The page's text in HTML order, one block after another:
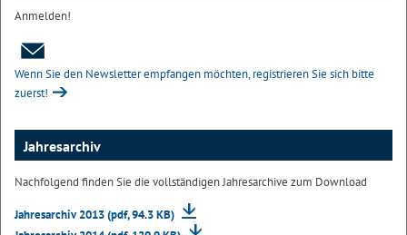
Anmelden!
Wenn Sie den Newsletter empfangen möchten, registrieren Sie sich bitte
zuerst!
Jahresarchiv
Nachfolgend finden Sie die vollständigen Jahresarchive zum Download
Jahresarchiv 2013 (pdf, 94.3 KB)